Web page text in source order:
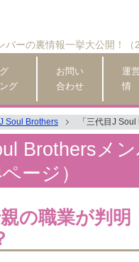
ーの裏情報一挙大公開！（2
グ
お問い
合わせ
運
情
Soul Brothers 「三代目J
Brothersメ
ージ）
の職業が判明